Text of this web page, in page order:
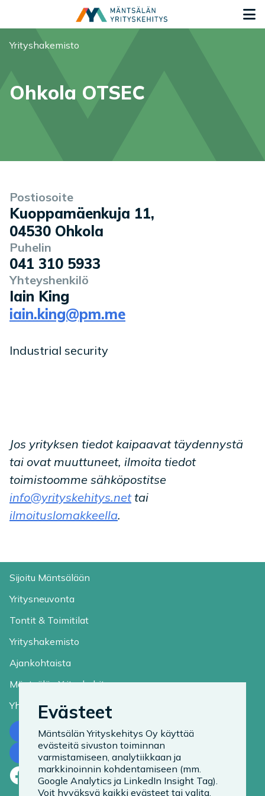
Olet tässä:
Yrityshakemisto
Ohkola OTSEC
Yrityksen tiedot
Postiosoite
Kuoppamäenkuja 11,
04530 Ohkola
Puhelin
041 310 5933
Yhteyshenkilö
Iain King
iain.king@pm.me
Palvelukuvaus
Industrial security
Jos yrityksen tiedot kaipaavat täydennystä
tai ovat muuttuneet, ilmoita tiedot
toimistoomme sähköpostitse
info@yrityskehitys.nettai
ilmoituslomakkeella.
Sijoitu Mäntsälään
Yritysneuvonta
Tontit & Toimitilat
Yrityshakemisto
Ajankohtaista
Mäntsälän Yrityskehitys
Yhteystiedot
Ota yhteyttä
Tilaa uutiskirje
Facebook
LinkedIn
Instagram
Evästeet
Mäntsälän Yrityskehitys Oy käyttää
evästeitä sivuston toiminnan
varmistamiseen, analytiikkaan ja
markkinoinnin kohdentamiseen (mm.
Google Analytics ja LinkedIn Insight Tag).
Voit hyväksyä kaikki evästeet tai valita,